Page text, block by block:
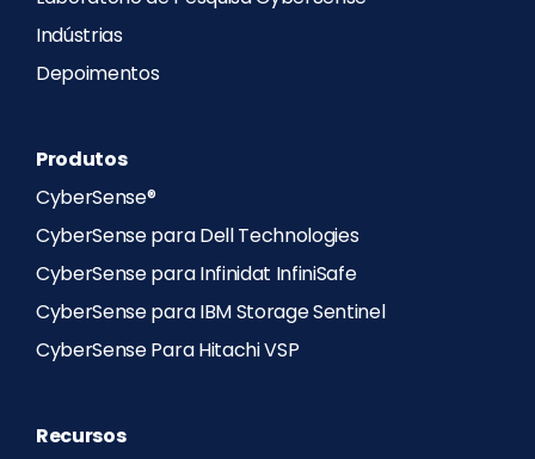
Indústrias
Depoimentos
Produtos
CyberSense®
CyberSense para Dell Technologies
CyberSense para Infinidat InfiniSafe
CyberSense para IBM Storage Sentinel
CyberSense Para Hitachi VSP
Recursos